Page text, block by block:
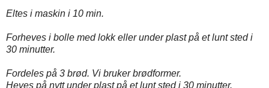
Eltes i maskin i 10 min.
Forheves i bolle med lokk eller under plast på et lunt sted i
30 minutter.
Fordeles på 3 brød. Vi bruker brødformer.
Heves på nytt under plast på et lunt sted i 30 minutter.